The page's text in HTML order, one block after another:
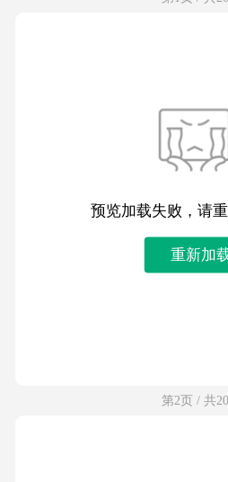
预览加载失败，请
重新加
第2页 / 共